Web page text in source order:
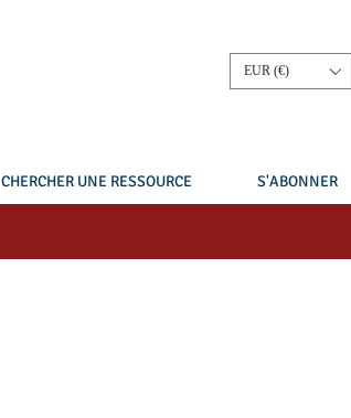
EUR (€)
CHERCHER UNE RESSOURCE S'ABONNER